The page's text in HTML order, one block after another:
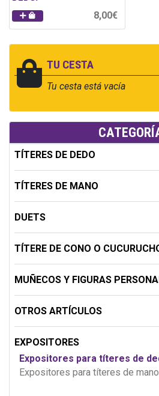
TU CESTA
Tu cesta está vacía
TÍTERES DE DEDO
TÍTERES DE MANO
DUETS
TÍTERE DE CONO O
MUÑECOS Y FIGURAS
OTROS ARTÍCULOS
EXPOSITORES
Expositores para títeres de
Expositores para títeres de mano
8,00€